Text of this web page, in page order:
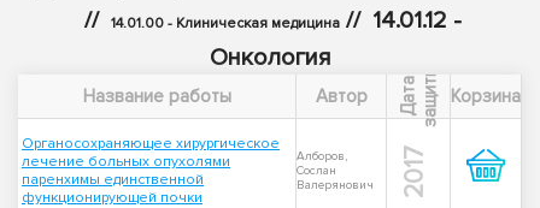
// 14.01.00 - Клиническая медицина // 14.01.12 -
Онкология
Название работы Автор Д
а
т
а
з
а
щ
и
т ы Корзина
Органосохраняющее хирургическое
лечение больных опухолями
паренхимы единственной
функционирующей почки
Алборов,
Сослан
Валерянович
2017